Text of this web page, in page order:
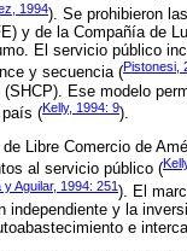
1994). Se prohibieron
y de la Compañía de
El servicio público
y secuencia (Pistonesi,
Ese modelo
(Kelly, 1994: 9).
Libre Comercio de
al servicio público (
Aguilar, 1994: 251). El
independiente y la
e